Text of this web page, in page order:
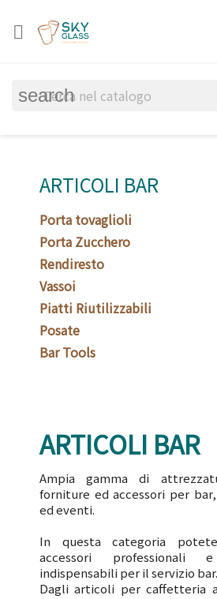

search
ARTICOLI BAR
Porta tovaglioli
Porta Zucchero
Rendiresto
Vassoi
Piatti Riutilizzabili
Posate
Bar Tools
ARTICOLI BAR
Ampia gamma di
forniture ed accessori per
ed eventi.
In questa categoria
accessori professionali
indispensabili per il servizio bar.
Dagli articoli per caffetteria